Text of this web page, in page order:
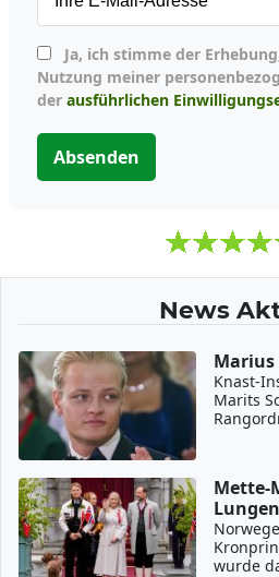
Nutzung meiner
der ausführlichen
Absenden
News
Marius
Knast-
Marits
Mette-
wurde